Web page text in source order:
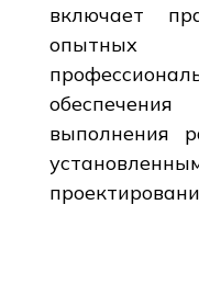
включает
опытных
выполнения